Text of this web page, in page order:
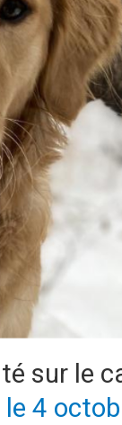
sur le
4